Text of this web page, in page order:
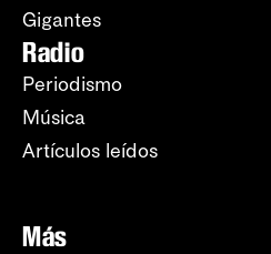
Gigantes
Radio
Periodismo
Música
Artículos leídos
Más